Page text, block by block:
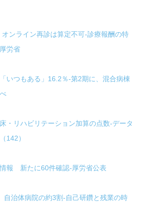
オンライン再診は算定不可-診療報酬の特
労省
いつもある」16.2％-第2期に、混合病棟
・リハビリテーション加算の点数-データ
142）
報 新たに60件確認-厚労省公表
自治体病院の約3割-自己研鑽と残業の時